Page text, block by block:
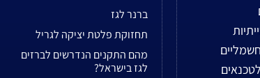
ברנר לגז
תחזוקת פלטת יציקה לגריל
מהם התקנים הנדרשים לברזים
לגז בישראל?